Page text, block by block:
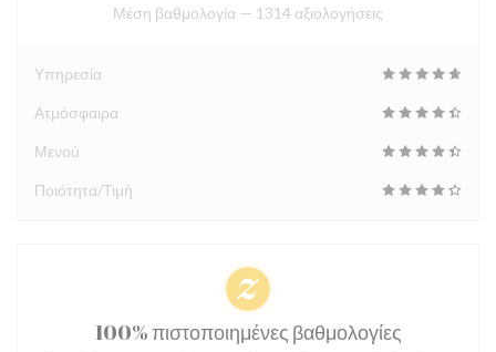
Μέση βαθμολογία — 1314 αξιολογήσεις
Υπηρεσία
Ατμόσφαιρα
Μενού
Ποιότητα/Τιμή
100% πιστοποιημένες βαθμολογίες